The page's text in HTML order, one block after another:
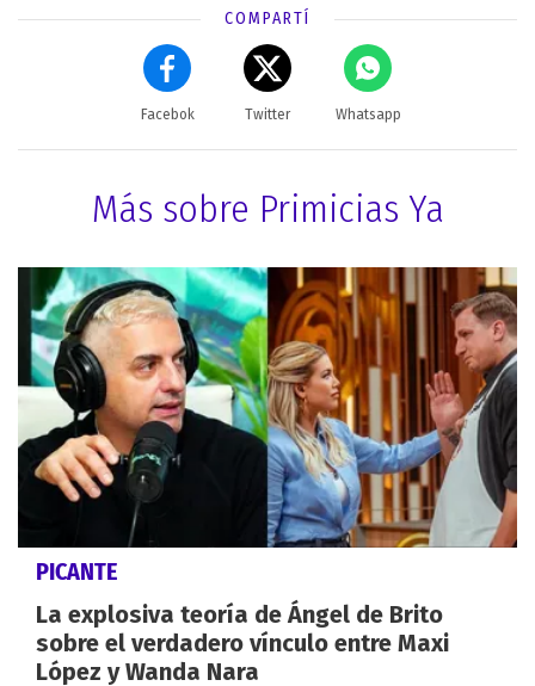
COMPARTÍ
Facebok Twitter Whatsapp
Más sobre Primicias Ya
PICANTE
La explosiva teoría de Ángel de Brito
sobre el verdadero vínculo entre Maxi
López y Wanda Nara